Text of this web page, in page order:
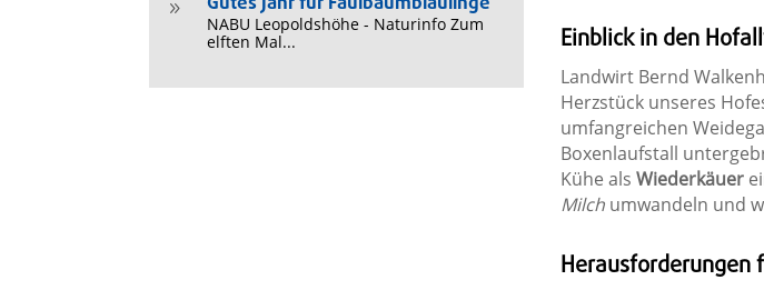
9
NABU Leopoldshöhe - Naturinfo Zum
elften Mal...
Einblick in den
Landwirt Bernd
Herzstück unseres
umfangreichen
Boxenlaufstall
Kühe als Wiederkäuer
Milchumwandeln und
Herausforderungen